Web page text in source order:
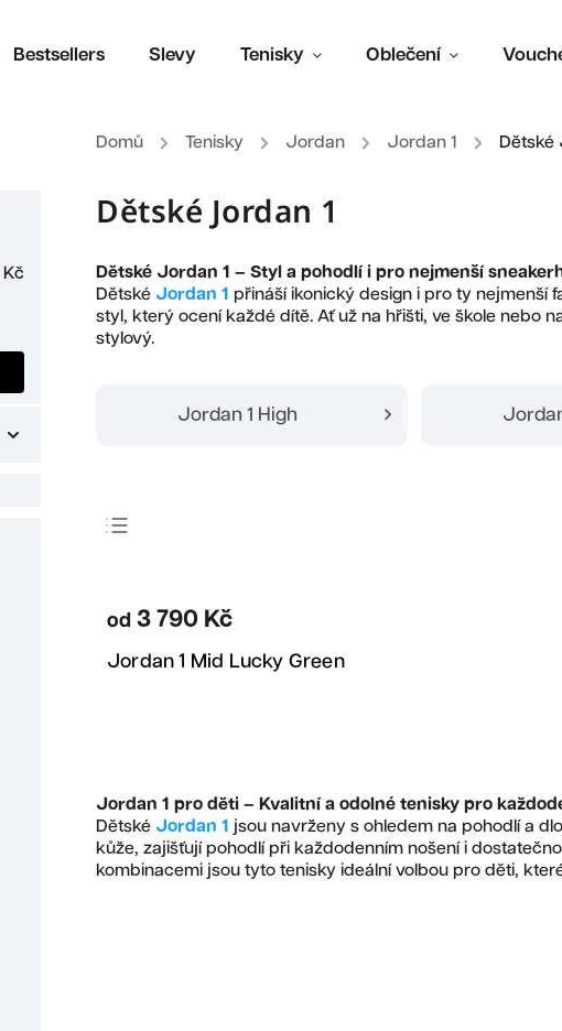
Bestsellers Slevy Tenisky Oblečení
Domů / Tenisky / Jordan / Jordan 1 / Dětské
Kč
Dětské Jordan 1
Dětské Jordan 1 – Styl a pohodlí i pro nejmenší
Dětské Jordan 1 přináší ikonický design i pro ty nejmenší
styl, který ocení každé dítě. Ať už na hřišti, ve škole nebo
stylový.
Jordan 1 High
Nejdražší
Nejprodávanější
Jordan 1 Mid Lucky Green
od 3 790 Kč
Jordan 1 pro děti – Kvalitní a odolné tenisky pro
Dětské Jordan 1 jsou navrženy s ohledem na pohodlí a
kůže, zajišťují pohodlí při každodenním nošení i
kombinacemi jsou tyto tenisky ideální volbou pro děti,